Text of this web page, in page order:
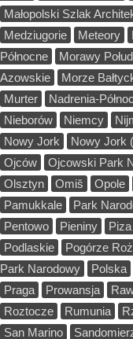
Małopolski Szlak
Medziugorie
Meteory
Północne
Morawy
Azowskie
Morze
Murter
Nadrenia-
Nieborów
Niemcy
Nowy Jork
Nowy Jork
Ojców
Ojcowski Park
Olsztyn
Omiš Opole
Pamukkale
Park
Pentowo
Pieniny Piza
Podlaskie
Pogórze
Park Narodowy
Polska
Praga
Prowansja
Roztocze
Rumunia
San Marino